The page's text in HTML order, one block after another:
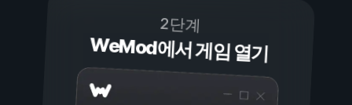
2단계
WeMod에서 게임 열기